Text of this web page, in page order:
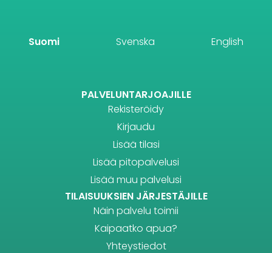
Suomi Svenska English
PALVELUNTARJOAJILLE
Rekisteröidy
Kirjaudu
Lisää tilasi
Lisää pitopalvelusi
Lisää muu palvelusi
TILAISUUKSIEN JÄRJESTÄJILLE
Näin palvelu toimii
Kaipaatko apua?
Yhteystiedot